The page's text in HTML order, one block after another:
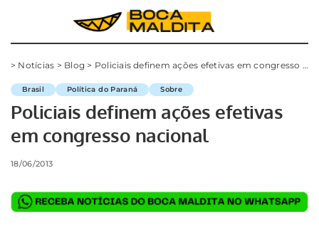
> Notícias > Blog > Policiais definem ações efetivas em congresso nacional
Brasil Política do Paraná Sobre
Policiais definem ações efetivas
em congresso nacional
18/06/2013